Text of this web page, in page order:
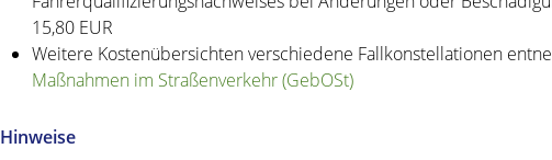
15,80 EUR
Weitere Kostenübersichten verschiedene Fallkonstellationen
Maßnahmen im Straßenverkehr (GebOSt)
Hinweise